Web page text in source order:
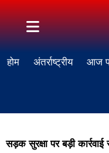
होम अंतर्राष्ट्रीय आज
सड़क सुरक्षा पर बड़ी